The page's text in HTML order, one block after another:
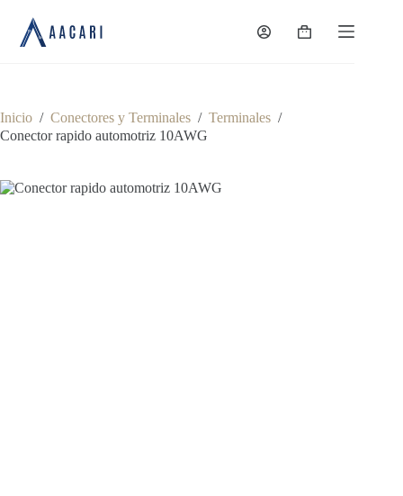
contenido
Carro
Inicio / Conectores y Terminales / Terminales /
Conector rapido automotriz 10AWG